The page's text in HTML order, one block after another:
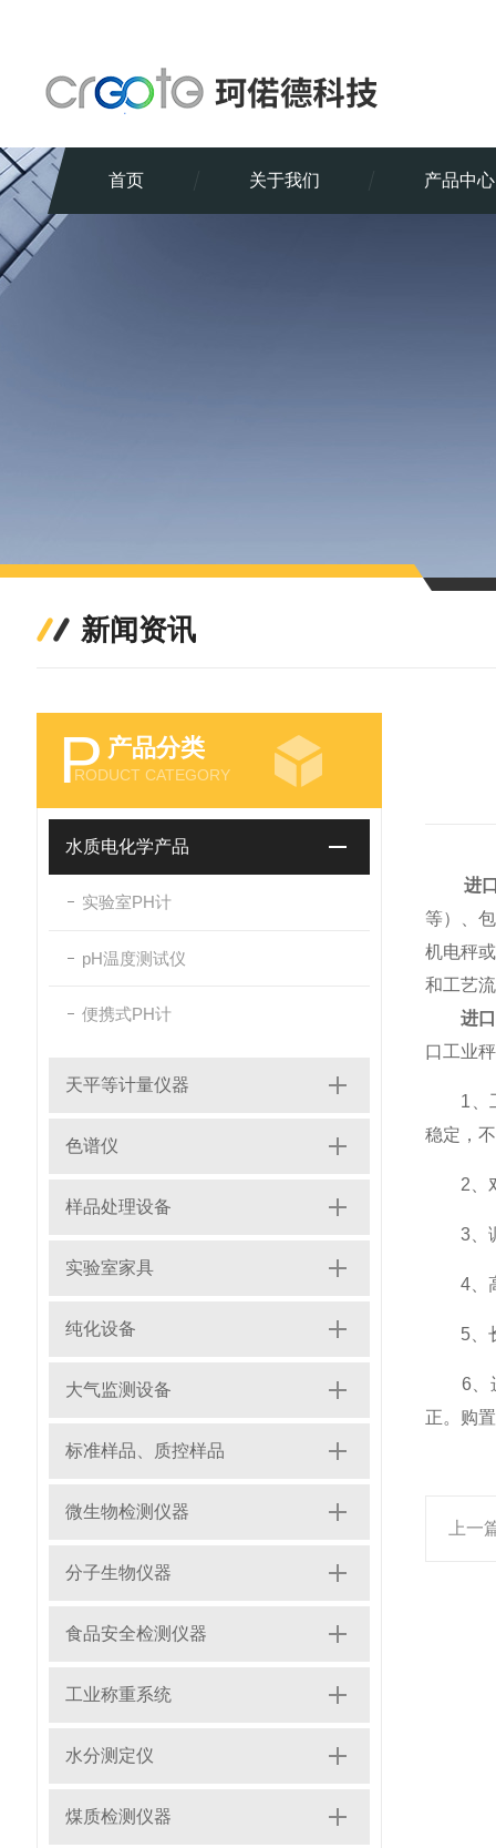
首页 关于我们 产品中心
新闻资讯
P 产品分类
RODUCT CATEGORY
水质电化学产品
实验室PH计
pH温度测试仪
便携式PH计
天平等计量仪器
色谱仪
样品处理设备
实验室家具
纯化设备
大气监测设备
标准样品、质控样品
微生物检测仪器
分子生物仪器
食品安全检测仪器
工业称重系统
水分测定仪
煤质检测仪器
进
等）、
机电秤
和工艺
进
口工业
1、工
稳定，
2、对
3、调
4、高
5、长
6、进
正。购
上一